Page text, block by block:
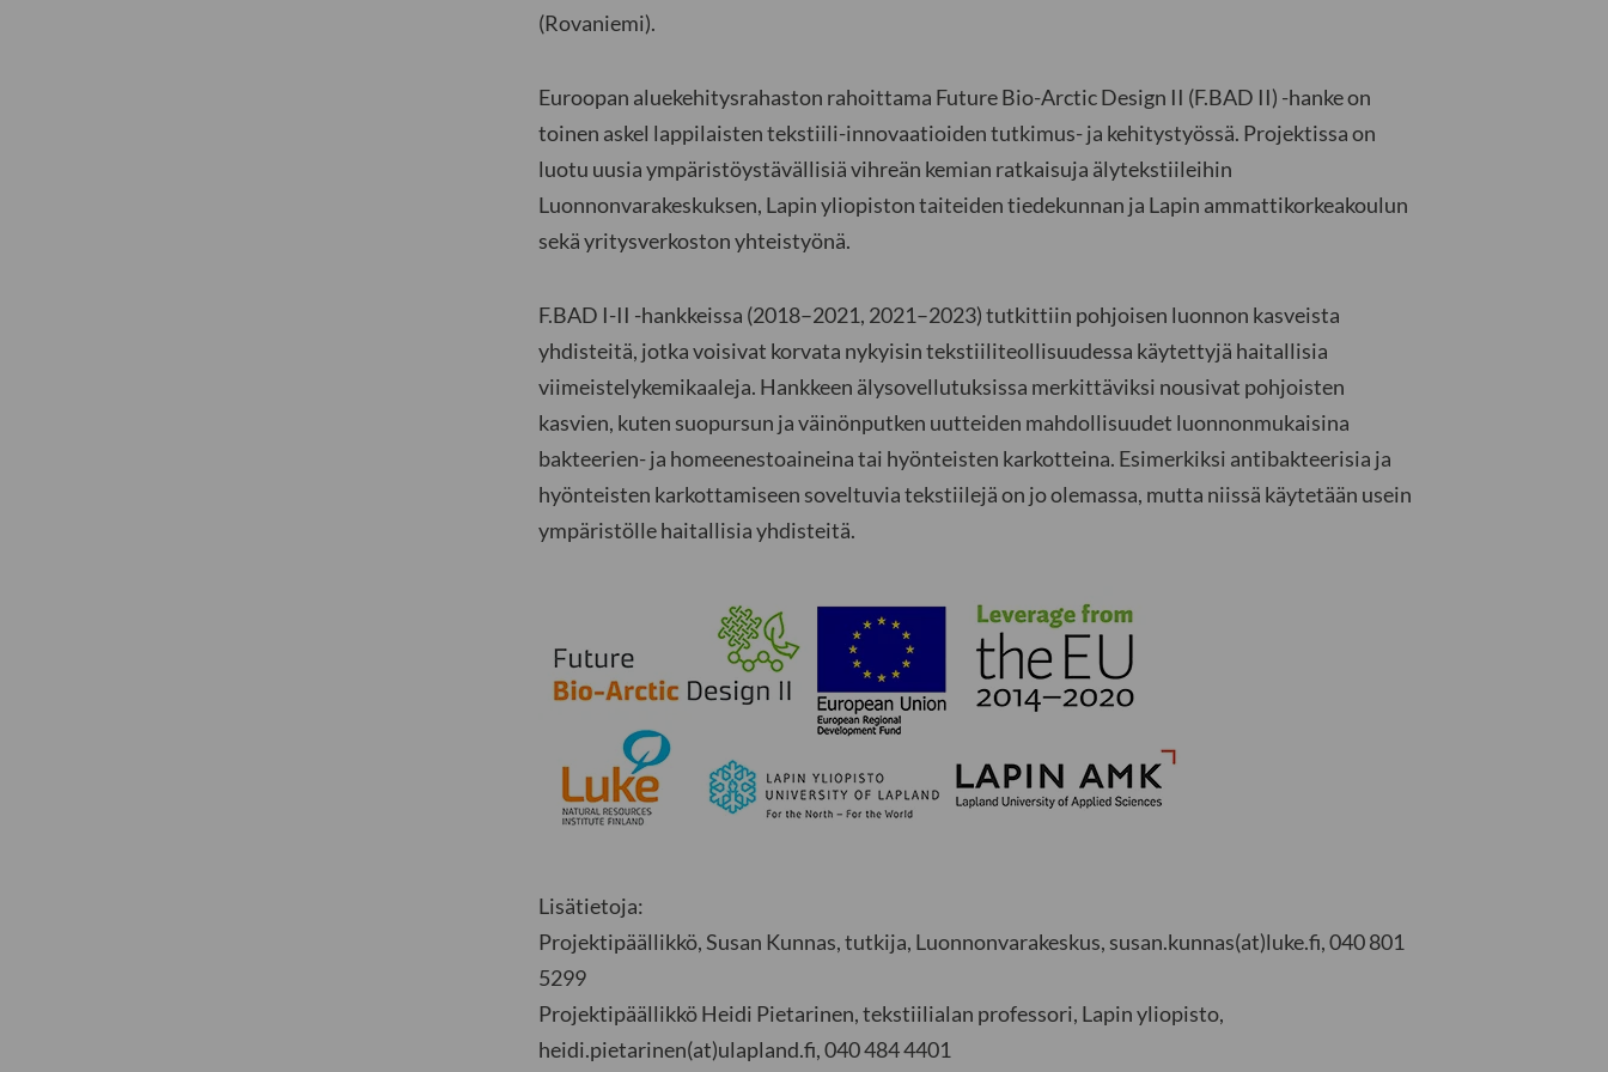
(Rovaniemi).
Euroopan aluekehitysrahaston rahoittama Future Bio-Arctic Design II (F.BAD II) -hanke on
toinen askel lappilaisten tekstiili-innovaatioiden tutkimus- ja kehitystyössä. Projektissa on
luotu uusia ympäristöystävällisiä vihreän kemian ratkaisuja älytekstiileihin
Luonnonvarakeskuksen, Lapin yliopiston taiteiden tiedekunnan ja Lapin ammattikorkeakoulun
sekä yritysverkoston yhteistyönä.
F.BAD I-II -hankkeissa (2018–2021, 2021–2023) tutkittiin pohjoisen luonnon kasveista
yhdisteitä, jotka voisivat korvata nykyisin tekstiiliteollisuudessa käytettyjä haitallisia
viimeistelykemikaaleja. Hankkeen älysovellutuksissa merkittäviksi nousivat pohjoisten
kasvien, kuten suopursun ja väinönputken uutteiden mahdollisuudet luonnonmukaisina
bakteerien- ja homeenestoaineina tai hyönteisten karkotteina. Esimerkiksi antibakteerisia ja
hyönteisten karkottamiseen soveltuvia tekstiilejä on jo olemassa, mutta niissä käytetään usein
ympäristölle haitallisia yhdisteitä.
Lisätietoja:
Projektipäällikkö, Susan Kunnas, tutkija, Luonnonvarakeskus, susan.kunnas(at)luke.fi, 040 801
5299
Projektipäällikkö Heidi Pietarinen, tekstiilialan professori, Lapin yliopisto,
heidi.pietarinen(at)ulapland.fi, 040 484 4401